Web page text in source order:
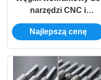
narzędzi CNC i
obracających się
Najlepszą cenę